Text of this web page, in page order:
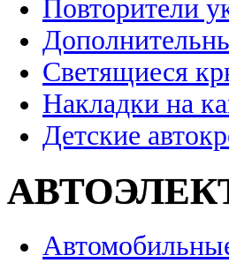
Повторители
Светящиеся
Накладки на
Детские